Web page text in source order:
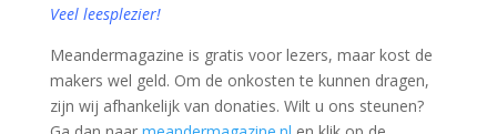
Veel leesplezier!
Meandermagazine is gratis voor lezers, maar kost de
makers wel geld. Om de onkosten te kunnen dragen,
zijn wij afhankelijk van donaties. Wilt u ons steunen?